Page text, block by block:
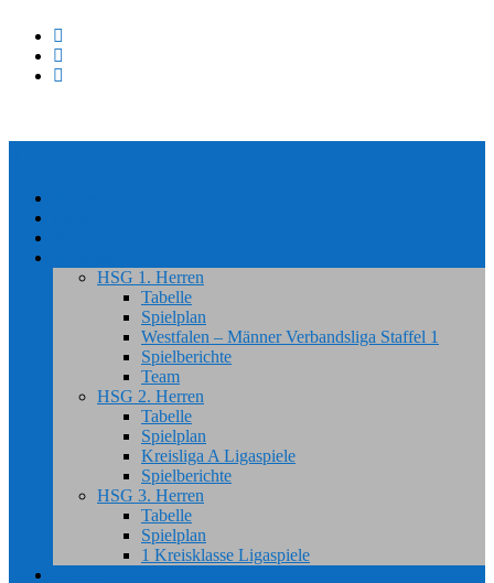
HSG 1. Herren
Tabelle
Spielplan
Westfalen – Männer Verbandsliga Staffel 1
Spielberichte
Team
HSG 2. Herren
Tabelle
Spielplan
Kreisliga A Ligaspiele
Spielberichte
HSG 3. Herren
Tabelle
Spielplan
1 Kreisklasse Ligaspiele